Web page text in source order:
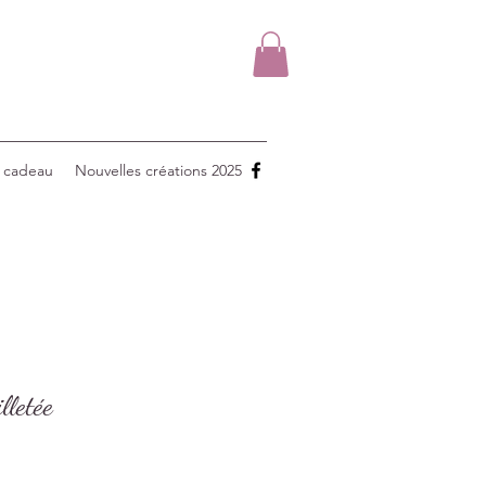
Nouvelles créations 2025